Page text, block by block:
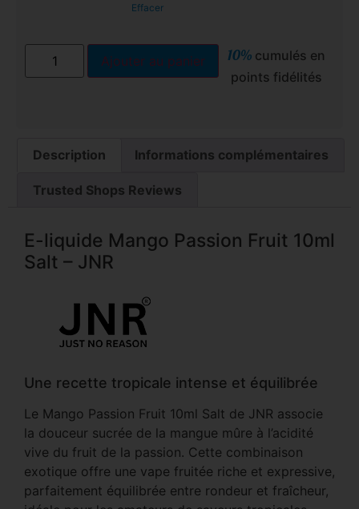
Effacer
Ajouter au panier 10% cumulés en
points fidélités
Description Informations complémentaires
Trusted Shops Reviews
E-liquide Mango Passion Fruit 10ml
Salt – JNR
Une recette tropicale intense et équilibrée
Le Mango Passion Fruit 10ml Salt de JNR associe
la douceur sucrée de la mangue mûre à l’acidité
vive du fruit de la passion. Cette combinaison
exotique offre une vape fruitée riche et expressive,
parfaitement équilibrée entre rondeur et fraîcheur,